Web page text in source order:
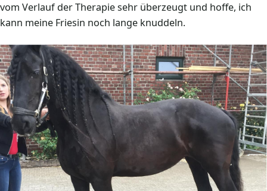
vom Verlauf der Therapie sehr überzeugt und hoffe, ich
kann meine Friesin noch lange knuddeln.